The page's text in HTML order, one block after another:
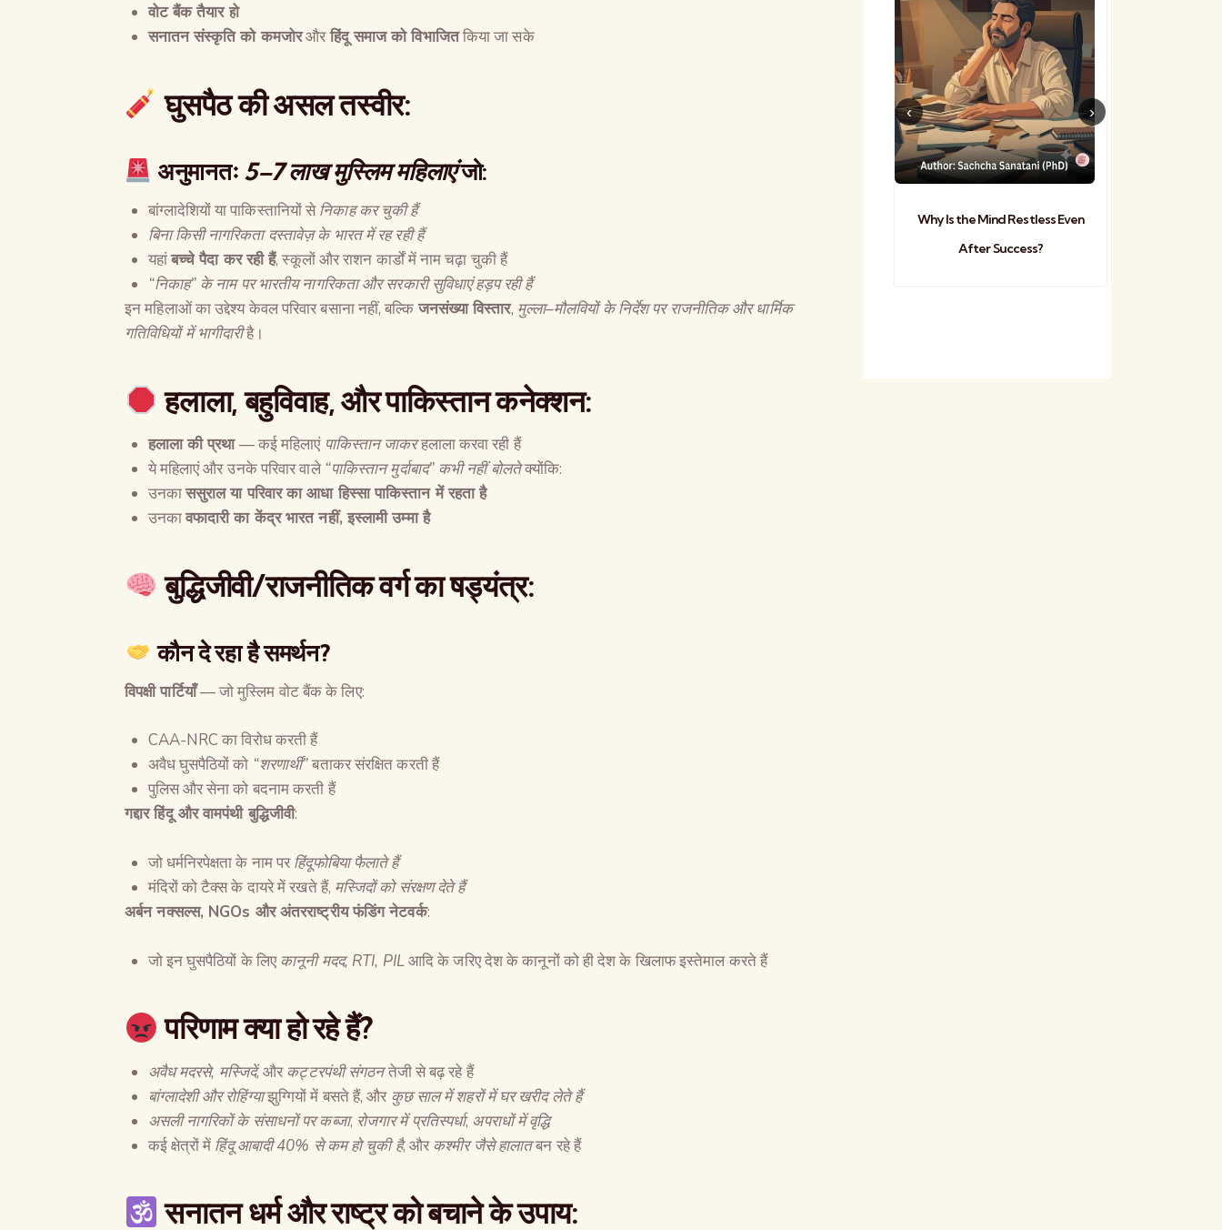
वोट बैंक तैयार हो
सनातन संस्कृति को कमजोरऔरहिंदू समाज को विभाजितकिया जा सके
घुसपैठ की असल तस्वीर:
अनुमानतः 5–7लाख मुस्लिम महिलाएंजो:
बांग्लादेशियों या पाकिस्तानियों सेनिकाह कर चुकी हैं
बिना किसी नागरिकता दस्तावेज़ के भारत में रह रही हैं
यहांबच्चे पैदा कर रही हैं, स्कूलों और राशन कार्डों में नाम चढ़ा चुकी हैं
“निकाह” के नाम पर भारतीय नागरिकता और सरकारी सुविधाएं हड़प रही हैं
इन महिलाओं का उद्देश्य केवल परिवार बसाना नहीं, बल्किजनसंख्या विस्तार, मुल्ला–मौलवियों के निर्देश पर राजनीतिक और धार्मिक
गतिविधियों में भागीदारीहै।
हलाला,बहुविवाह,और पाकिस्तान कनेक्शन:
हलाला की प्रथा— कई महिलाएं पाकिस्तान जाकरहलाला करवा रही हैं
ये महिलाएं और उनके परिवार वाले “पाकिस्तान मुर्दाबाद” कभी नहीं बोलतेक्योंकि:
उनकाससुराल या परिवार का आधा हिस्सा पाकिस्तान में रहता है
उनकावफादारी का केंद्र भारत नहीं,इस्लामी उम्मा है
बुद्धिजीवी/राजनीतिक वर्ग का षड्यंत्र:
कौन दे रहा है समर्थन?
विपक्षी पार्टियाँ— जो मुस्लिम वोट बैंक के लिए:
CAA-NRC का विरोध करती हैं
अवैध घुसपैठियों को “शरणार्थी”बताकर संरक्षित करती हैं
पुलिस और सेना को बदनाम करती हैं
गद्दार हिंदू और वामपंथी बुद्धिजीवी:
जो धर्मनिरपेक्षता के नाम परहिंदूफोबिया फैलाते हैं
मंदिरों को टैक्स के दायरे में रखते हैं, मस्जिदों को संरक्षण देते हैं
अर्बन नक्सल्स, NGOs और अंतरराष्ट्रीय फंडिंग नेटवर्क:
जो इन घुसपैठियों के लिए कानूनी मदद, RTI, PILआदि के जरिए देश के कानूनों को ही देश के खिलाफ इस्तेमाल करते हैं
परिणाम क्या हो रहे हैं?
अवैध मदरसे, मस्जिदें, और कट्टरपंथी संगठनतेजी से बढ़ रहे हैं
बांग्लादेशी और रोहिंग्याझुग्गियों में बसते हैं, और कुछ साल में शहरों में घर खरीद लेते हैं
असली नागरिकों के संसाधनों पर कब्जा, रोजगार में प्रतिस्पर्धा, अपराधों में वृद्धि
कई क्षेत्रों में हिंदू आबादी40% से कम हो चुकी है, और कश्मीर जैसे हालातबन रहे हैं
सनातन धर्म और राष्ट्र को बचाने के उपाय:
Why Is the Mind Restless Even
After Success?